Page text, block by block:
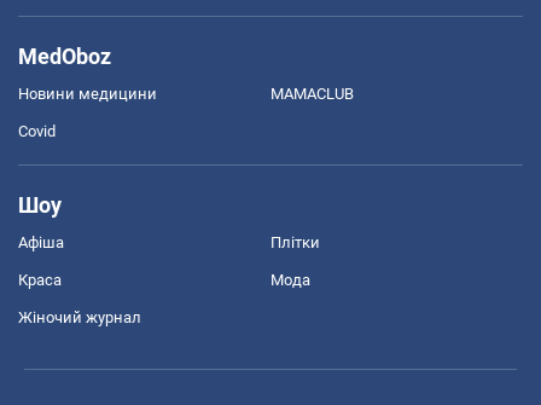
MedOboz
Новини медицини MAMACLUB
Covid
Шоу
Афіша Плітки
Краса Мода
Жіночий журнал